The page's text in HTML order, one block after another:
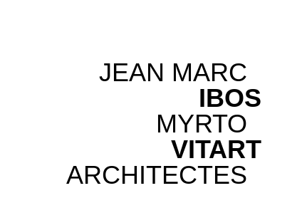
JEAN MARC
IBOS
MYRTO
VITART
ARCHITECTES